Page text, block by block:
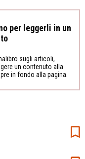
per leggerli in un
sugli articoli,
un contenuto alla
in fondo alla pagina.